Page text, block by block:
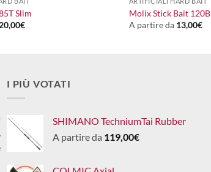
Slim
20,00€
Molix Stick Bait 120B
A partire da 13,00€
I PIÙ VOTATI
SHIMANO TechniumTai Rubber
A partire da 119,00€